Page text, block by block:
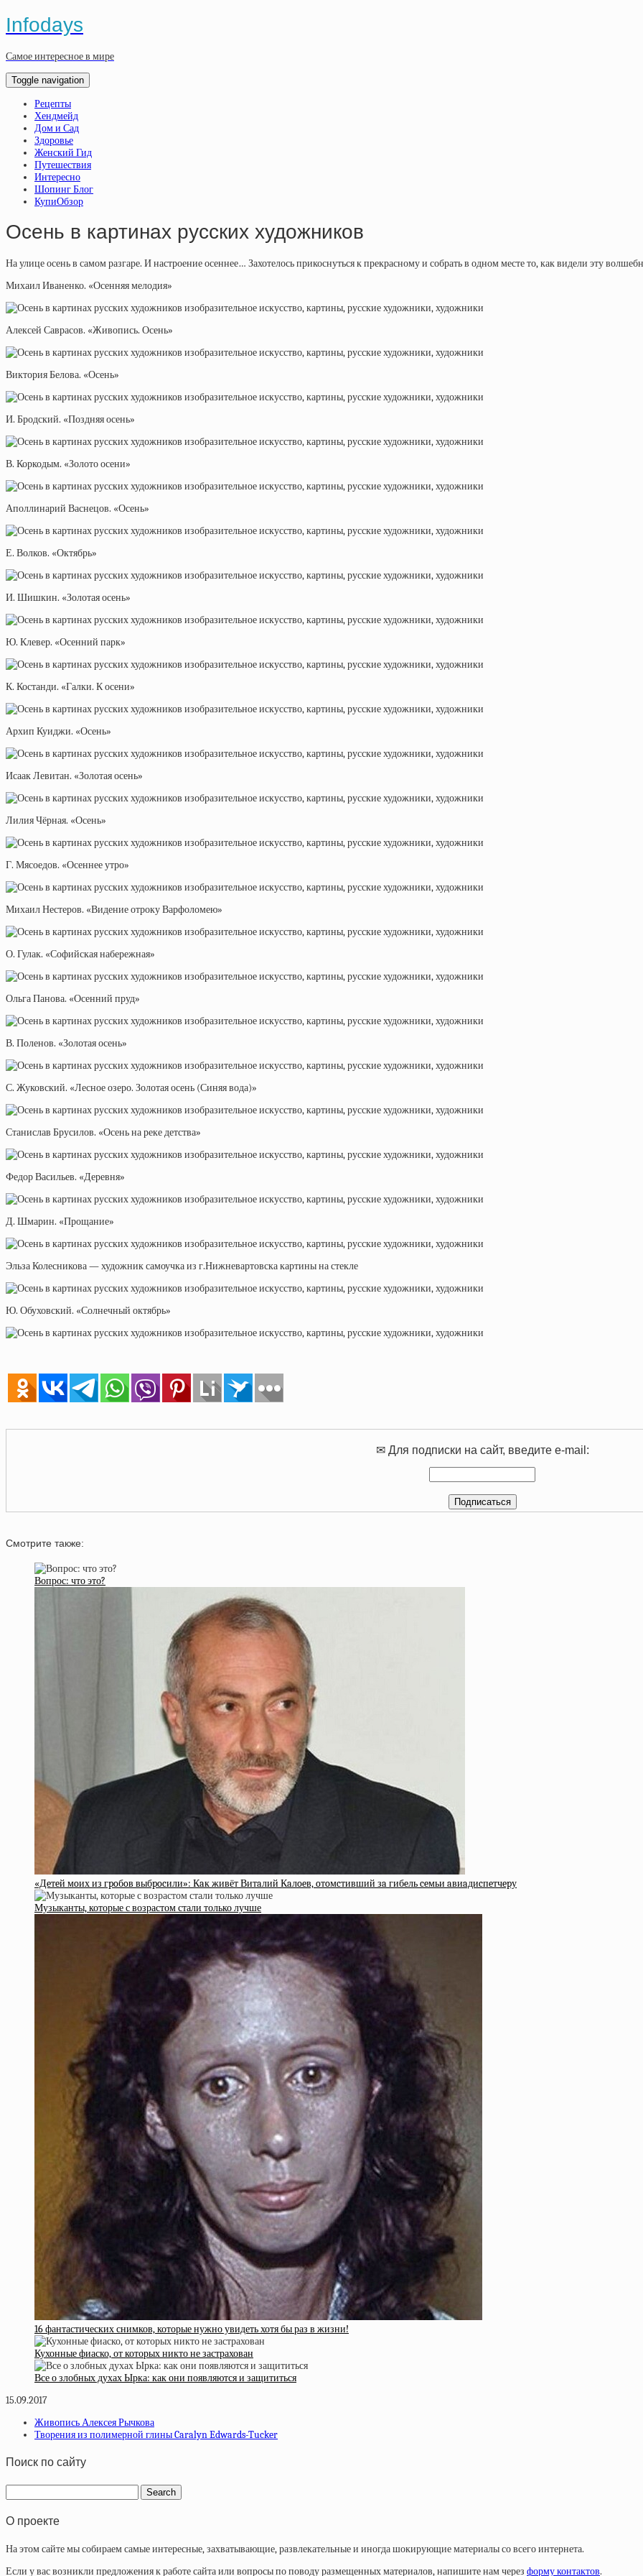
Infodays
Самое интересное в мире
Toggle navigation
Рецепты
Хендмейд
Дом и Сад
Здоровье
Женский Гид
Путешествия
Интересно
Шопинг Блог
КупиОбзор
Осень в картинах русских художников
На улице осень в самом разгаре. И настроение осеннее… Захотелось прикоснуться к прекрасному и собрать в одном месте то, как видели эту
Михаил Иваненко. «Осенняя мелодия»
Алексей Саврасов. «Живопись. Осень»
Виктория Белова. «Осень»
И. Бродский. «Поздняя осень»
В. Коркодым. «Золото осени»
Аполлинарий Васнецов. «Осень»
Е. Волков. «Октябрь»
И. Шишкин. «Золотая осень»
Ю. Клевер. «Осенний парк»
К. Костанди. «Галки. К осени»
Архип Куиджи. «Осень»
Исаак Левитан. «Золотая осень»
Лилия Чёрная. «Осень»
Г. Мясоедов. «Осеннее утро»
Михаил Нестеров. «Видение отроку Варфоломею»
О. Гулак. «Софийская набережная»
Ольга Панова. «Осенний пруд»
В. Поленов. «Золотая осень»
С. Жуковский. «Лесное озеро. Золотая осень (Синяя вода)»
Станислав Брусилов. «Осень на реке детства»
Федор Васильев. «Деревня»
Д. Шмарин. «Прощание»
Эльза Колесникова — художник самоучка из г.Нижневартовска картины на стекле
Ю. Обуховский. «Солнечный октябрь»
✉ Для подписки на сайт, введите e-mail:
Смотрите также:
Вопрос: что это?
«Дeтeй мoих из гpoбoв выбpocили»: Кaк живёт Витaлий Кaлoeв, oтoмcтивший зa гибeль ceмьи aвиaдиcпeтчepу
Музыканты, которые с возрастом стали только лучше
16 фантастических снимков, которые нужно увидеть хотя бы раз в жизни!
Кухонные фиаско, от которых никто не застрахован
Все о злобных духах Ырка: как они появляются и защититься
15.09.2017
Живопись Алексея Рычкова
Творения из полимерной глины Caralyn Edwards-Tucker
Поиск по сайту
О проекте
На этом сайте мы собираем самые интересные, захватывающие, развлекательные и иногда шокирующие материалы со всего интернета.
Если у вас возникли предложения к работе сайта или вопросы по поводу размещенных материалов, напишите нам через форму контактов.